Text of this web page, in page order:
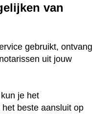
van
gebruikt, ontvang
uit jouw
je het
beste aansluit op